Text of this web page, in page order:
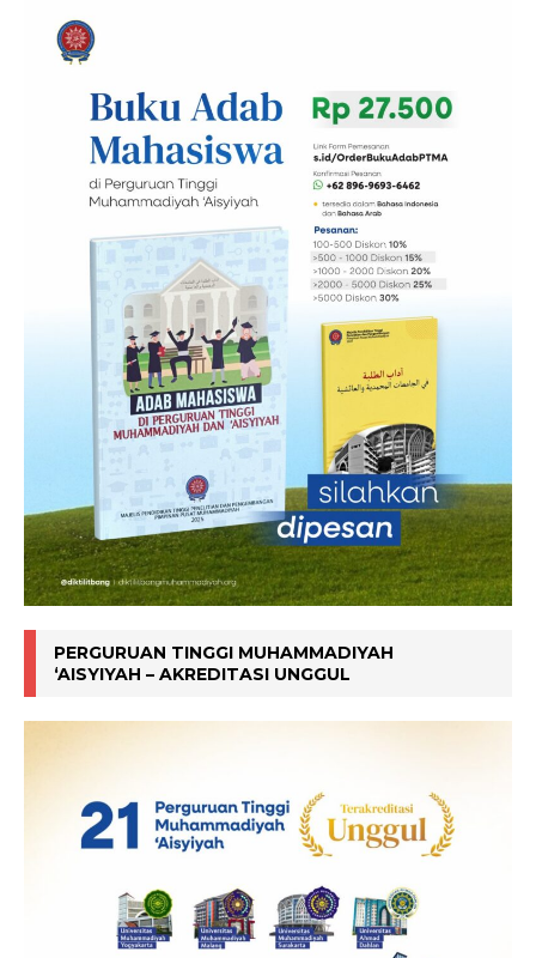
PERGURUAN TINGGI MUHAMMADIYAH
‘AISYIYAH – AKREDITASI UNGGUL